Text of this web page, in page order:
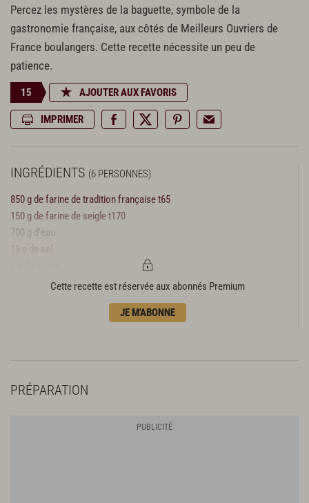
Percez les mystères de la baguette, symbole de la
gastronomie française, aux côtés de Meilleurs Ouvriers de
France boulangers. Cette recette nécessite un peu de
patience.
15 AJOUTER AUX FAVORIS
IMPRIMER
INGRÉDIENTS (6 PERSONNES)
850 g de farine de tradition française t65
150 g de farine de seigle t170
700 g d'eau
18 g de sel
250 g de pâte fermentée
Cette recette est réservée aux abonnés Premium
JE M'ABONNE
PRÉPARATION